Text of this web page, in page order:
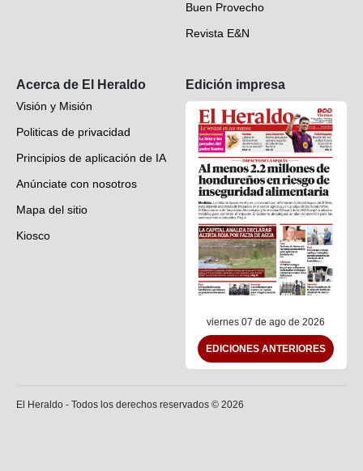
Buen Provecho
Revista E&N
Acerca de El Heraldo
Visión y Misión
Politicas de privacidad
Principios de aplicación de IA
Anúnciate con nosotros
Mapa del sitio
Kiosco
Edición impresa
viernes 07 de ago de 2026
EDICIONES ANTERIORES
El Heraldo - Todos los derechos reservados © 2026